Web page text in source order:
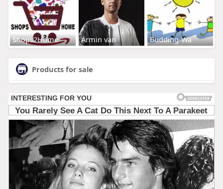
Shops2Home Armin van Budding-Wa
Products for sale